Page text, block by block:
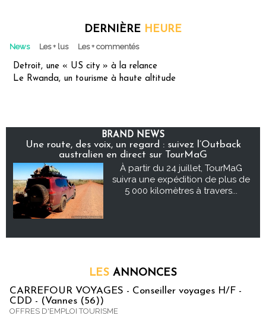
DERNIÈRE HEURE
News Les + lus Les + commentés
Detroit, une « US city » à la relance
Le Rwanda, un tourisme à haute altitude
BRAND NEWS
Une route, des voix, un regard : suivez l’Outback
australien en direct sur TourMaG
À partir du 24 juillet, TourMaG
suivra une expédition de plus de
5 000 kilomètres à travers...
LES ANNONCES
CARREFOUR VOYAGES - Conseiller voyages H/F -
CDD - (Vannes (56))
OFFRES D'EMPLOI TOURISME